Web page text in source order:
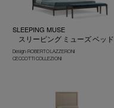
SLEEPING MUSE
スリーピング ミューズ ベッド
Design : ROBERTO LAZZERONI
CECCOTTI COLLEZIONI